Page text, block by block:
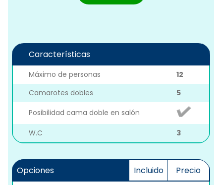
Características
Máximo de personas
12
Camarotes dobles
5
Posibilidad cama doble en salón
W.C 3
Opciones Incluido Precio